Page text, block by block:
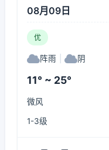
08月09日
优
阵雨 阴
11° ~ 25°
微风
1-3级